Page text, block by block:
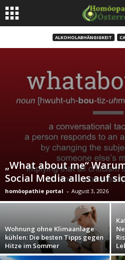
ALKOHOLABHÄNGIGKEIT
„What about me“
Social Media alles auf
homöopathie portal - August 3, 2026
Wohnung ohne Klimaanlage
kühlen: Die besten Tipps gegen
Hitze im Sommer